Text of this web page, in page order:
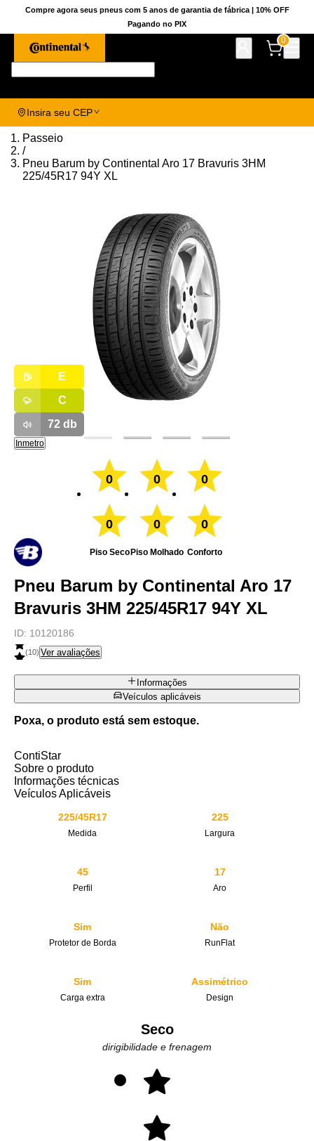
Compre agora seus pneus com 5 anos de garantia de fábrica | 10% OFF
Pagando no PIX
0
Insira seu CEP
Passeio
/
Pneu Barum by Continental Aro 17 Bravuris 3HM
225/45R17 94Y XL
E
C
72db
Inmetro
0
0
Piso Seco
0
0
Piso Molhado
0
0
Conforto
Pneu Barum by Continental Aro 17
Bravuris 3HM 225/45R17 94Y XL
ID: 10120186
(10) Ver avaliações
Informações
Veículos aplicáveis
Poxa, o produto está sem estoque.
ContiStar
Sobre o produto
Informações técnicas
Veículos Aplicáveis
225/45R17
Medida
225
Largura
45
Perfil
17
Aro
Sim
Protetor de Borda
Não
RunFlat
Sim
Carga extra
Assimétrico
Design
Seco
dirigibilidade e frenagem